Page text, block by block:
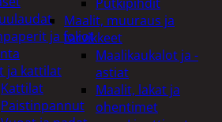
Maalit, muuraus ja
tarvikkeet
Maalikaukalot ja -
astiat
Maalit, lakat ja
ohentimet
ja foliot
ja kattilat
Kattilat
Paistinpannut